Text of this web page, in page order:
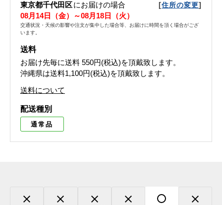
東京都千代田区にお届けの場合 [住所の変更]
08月14日（金）～08月18日（火）
交通状況・天候の影響や注文が集中した場合等、お届けに時間を頂く場合がござ
います。
送料
お届け先毎に送料 550円(税込)を頂戴致します。
沖縄県は送料1,100円(税込)を頂戴致します。
送料について
配送種別
通常品